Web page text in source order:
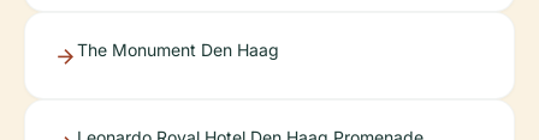
The Monument Den Haag